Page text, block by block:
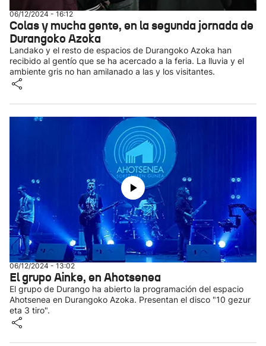
06/12/2024 - 16:12
Colas y mucha gente, en la segunda jornada de
Durangoko Azoka
Landako y el resto de espacios de Durangoko Azoka han
recibido al gentío que se ha acercado a la feria. La lluvia y el
ambiente gris no han amilanado a las y los visitantes.
06/12/2024 - 13:02
El grupo Ainke, en Ahotsenea
El grupo de Durango ha abierto la programación del espacio
Ahotsenea en Durangoko Azoka. Presentan el disco "10 gezur
eta 3 tiro".